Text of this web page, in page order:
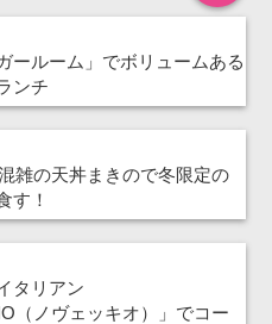
ールーム」でボリュームある
ンチ
混雑の天丼まきので冬限定の
す！
タリアン
（ノヴェッキオ）」でコー